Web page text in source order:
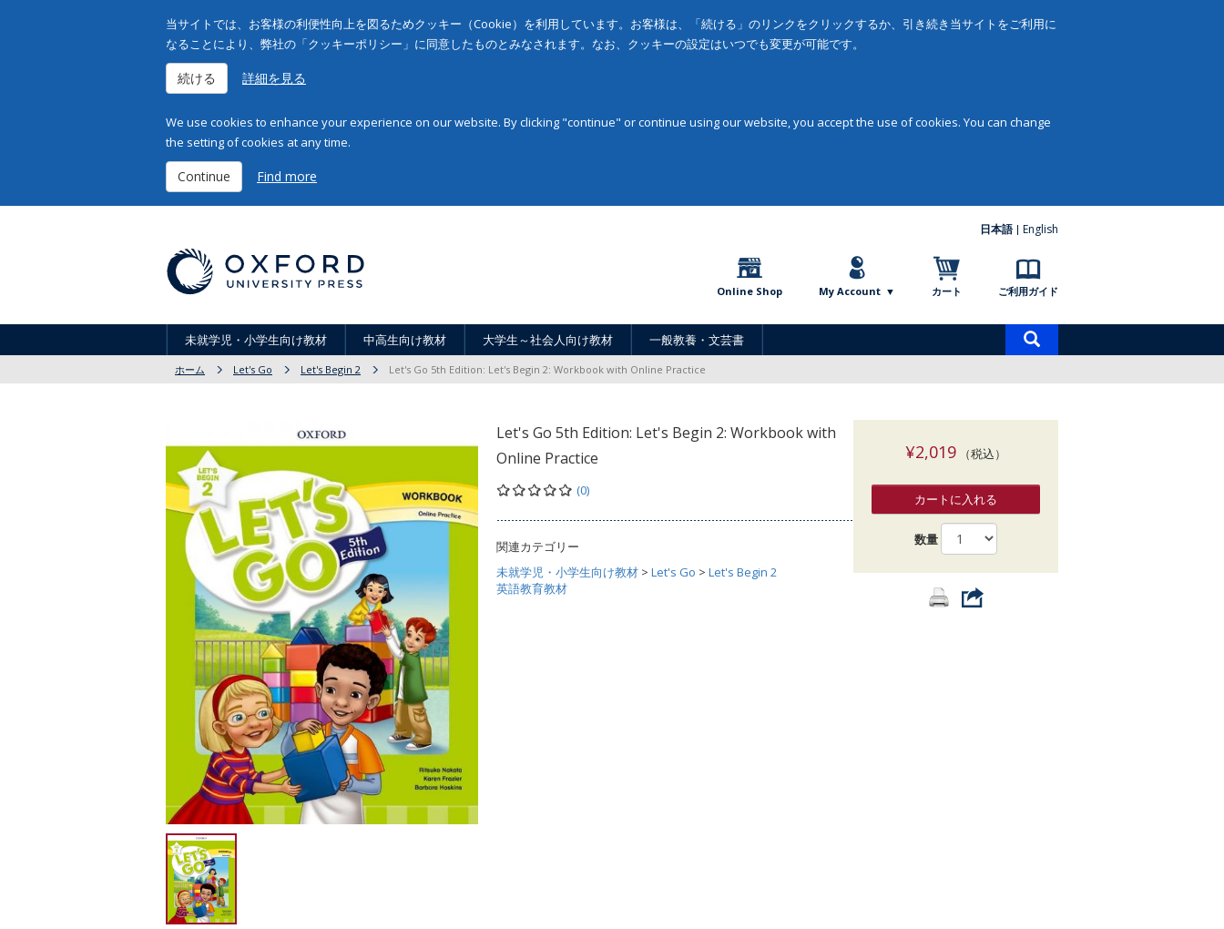
当サイトでは、お客様の利便性向上を図るためクッキー（Cookie）を利用しています。お客様は、「続ける」のリンクをクリックするか、引き続き当サイトをご利用に
なることにより、弊社の「クッキーポリシー」に同意したものとみなされます。なお、クッキーの設定はいつでも変更が可能です。
続ける 詳細を見る
We use cookies to enhance your experience on our website. By clicking "continue" or continue using our website, you accept the use of cookies. You can change
the setting of cookies at any time.
Continue Find more
日本語 English
Online Shop My Account カート ご利用ガイド
未就学児・小学生向け教材 中高生向け教材 大学生～社会人向け教材 一般教養・文芸書
索
ホーム Let's Go Let's Begin 2 Let's Go 5th Edition: Let's Begin 2: Workbook with Online Practice
Let's Go 5th Edition: Let's Begin 2: Workbook with
Online Practice
(0)
関連カテゴリー
未就学児・小学生向け教材 > Let's Go > Let's Begin 2
英語教育教材
¥2,019（税込）
カートに入れる
数量